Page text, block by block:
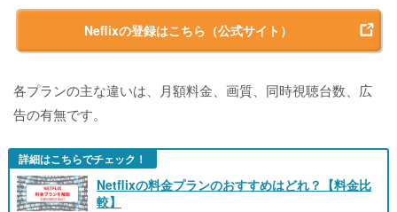
Neflixの登録はこちら（公式サイト）
各プランの主な違いは、月額料金、画質、同時視聴台数、広
告の有無です。
詳細はこちらでチェック！
Netflixの料金プランのおすすめはどれ？【料金比
較】